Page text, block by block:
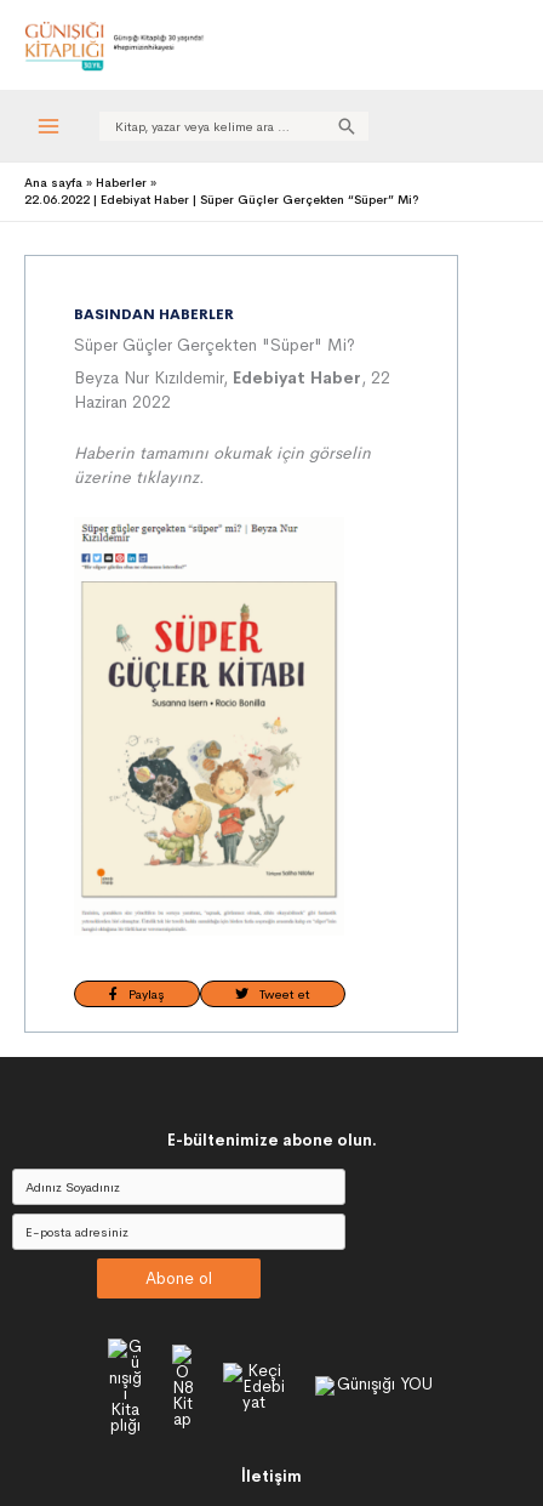
Search
Ana sayfa
Haberler
22.06.2022 | Edebiyat Haber | Süper Güçler Gerçekten “Süper” Mi?
BASINDAN HABERLER
Süper Güçler Gerçekten "Süper" Mi?
Beyza Nur Kızıldemir, Edebiyat Haber, 22
Haziran 2022
Haberin tamamını okumak için görselin
üzerine tıklayınz.
Paylaş Tweet et
E-bültenimize abone olun.
Abone ol
İletişim